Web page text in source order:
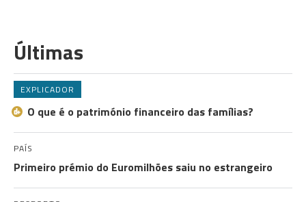
Últimas
EXPLICADOR
O que é o património financeiro das famílias?
PAÍS
Primeiro prémio do Euromilhões saiu no estrangeiro